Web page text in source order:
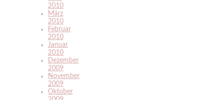
2010
März
2010
Februar
2010
Januar
2010
Dezember
2009
November
2009
Oktober